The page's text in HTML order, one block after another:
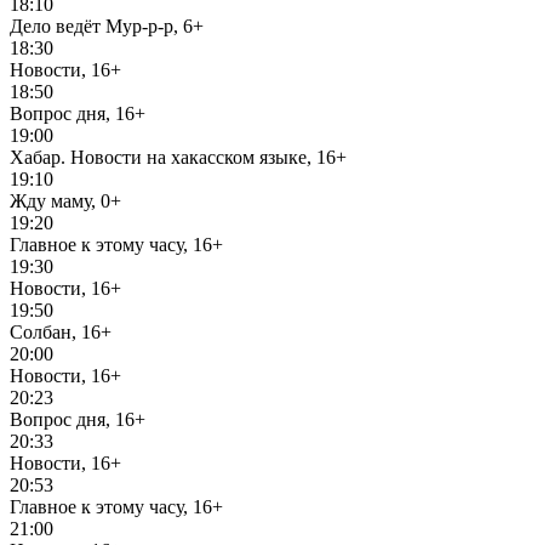
18:10
Дело ведёт Мур-р-р, 6+
18:30
Новости, 16+
18:50
Вопрос дня, 16+
19:00
Хабар. Новости на хакасском языке, 16+
19:10
Жду маму, 0+
19:20
Главное к этому часу, 16+
19:30
Новости, 16+
19:50
Солбан, 16+
20:00
Новости, 16+
20:23
Вопрос дня, 16+
20:33
Новости, 16+
20:53
Главное к этому часу, 16+
21:00